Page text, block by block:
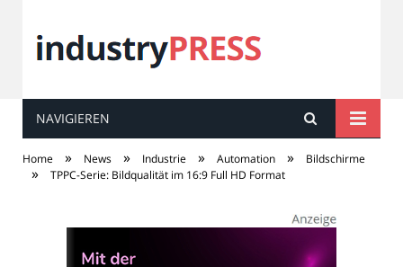
industryPRESS
NAVIGIEREN
Home » News » Industrie » Automation » Bildschirme
» TPPC-Serie: Bildqualität im 16:9 Full HD Format